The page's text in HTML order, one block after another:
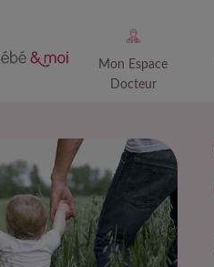
Mon Espace
Docteur